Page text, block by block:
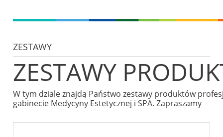
ZESTAWY
ZESTAWY
W tym dziale znajdą Państwo zestawy produktów
gabinecie Medycyny Estetycznej i SPA. Zapraszamy